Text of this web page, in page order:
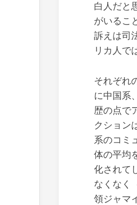
白人だと
がいるこ
訴えは司
リカ人で
それぞれ
に中国系
歴の点で
クション
系のコミ
体の平均
化されて
なくなく
領ジャマ